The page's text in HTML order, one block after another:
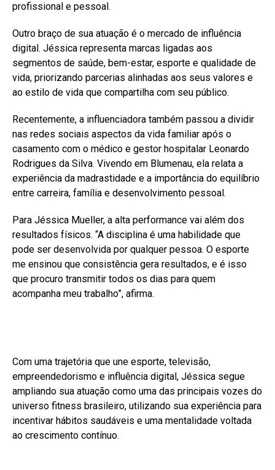
profissional e pessoal.
Outro braço de sua atuação é o mercado de influência
digital. Jéssica representa marcas ligadas aos
segmentos de saúde, bem-estar, esporte e qualidade de
vida, priorizando parcerias alinhadas aos seus valores e
ao estilo de vida que compartilha com seu público.
Recentemente, a influenciadora também passou a dividir
nas redes sociais aspectos da vida familiar após o
casamento com o médico e gestor hospitalar Leonardo
Rodrigues da Silva. Vivendo em Blumenau, ela relata a
experiência da madrastidade e a importância do equilíbrio
entre carreira, família e desenvolvimento pessoal.
Para Jéssica Mueller, a alta performance vai além dos
resultados físicos. “A disciplina é uma habilidade que
pode ser desenvolvida por qualquer pessoa. O esporte
me ensinou que consistência gera resultados, e é isso
que procuro transmitir todos os dias para quem
acompanha meu trabalho”, afirma.
Com uma trajetória que une esporte, televisão,
empreendedorismo e influência digital, Jéssica segue
ampliando sua atuação como uma das principais vozes do
universo fitness brasileiro, utilizando sua experiência para
incentivar hábitos saudáveis e uma mentalidade voltada
ao crescimento contínuo.